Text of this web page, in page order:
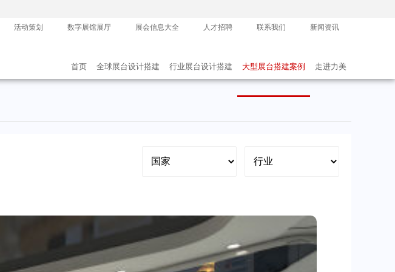
活动策划 数字展馆展厅 展会信息大全 人才招聘 联系我们 新闻资讯
首页 全球展台设计搭建 行业展台设计搭建 大型展台搭建案例 走进力美